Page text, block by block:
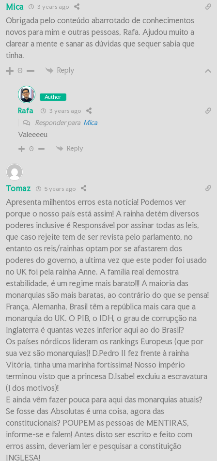
Mica 3 years ago
Obrigada pelo conteúdo abarrotado de conhecimentos
novos para mim e outras pessoas, Rafa. Ajudou muito a
clarear a mente e sanar as dúvidas que sequer sabia que
tinha.
0 Reply
Author
Rafa 3 years ago
Responder para Mica
Valeeeeu
0 Reply
Tomaz 5 years ago
Apresenta milhentos erros esta notícia! Podemos ver
porque o nosso país está assim! A rainha detém diversos
poderes inclusive é Responsável por assinar todas as leis,
que caso rejeite tem de ser revista pelo parlamento, no
entanto os reis/rainhas optam por se afastarem dos
poderes do governo, a ultima vez que este poder foi usado
no UK foi pela rainha Anne. A família real demostra
estabilidade, é um regime mais barato!!! A maioria das
monarquias são mais baratas, ao contrário do que se pensa!
França, Alemanha, Brasil têm a república mais cara que a
monarquia do UK. O PIB, o IDH, o grau de corrupção na
Inglaterra é quantas vezes inferior aqui ao do Brasil?
Os países nórdicos lideram os rankings Europeus (que por
sua vez são monarquias)! D.Pedro II fez frente à rainha
Vitória, tinha uma marinha fortíssima! Nosso império
terminou visto que a princesa D.Isabel excluiu a escravatura
(1 dos motivos)!
E ainda vêm fazer pouca para aqui das monarquias atuais?
Se fosse das Absolutas é uma coisa, agora das
constitucionais? POUPEM as pessoas de MENTIRAS,
informe-se e falem! Antes disto ser escrito e feito com
erros assim, deveriam ler e pesquisar a constituição
INGLESA!